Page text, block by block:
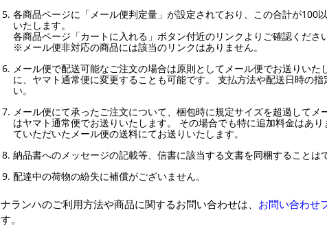
各商品ページに「メール便判定量」が設定されており、この合計が100
いたします。
各商品ページ「カートに入れる」ボタン付近のリンクよりご確認ください
※メール便非対応の商品には該当のリンクはありません。
メール便で配送可能なご注文の場合は原則としてメール便でお送りいた
に、ヤマト通常便に変更することも可能です。 支払方法や配送日時の
い。
メール便にて承ったご注文について、梱包時に規定サイズを超過してメ
はヤマト通常便でお送りいたします。 その場合でも特に追加料金はあ
ていただいたメール便の送料にてお送りいたします。
納品書へのメッセージの記載等、信書に該当する文書を同梱することは
配達中の荷物の紛失に補償がございません。
ナランハのご利用方法や商品に関するお問い合わせは、 お問い合わせ
す。